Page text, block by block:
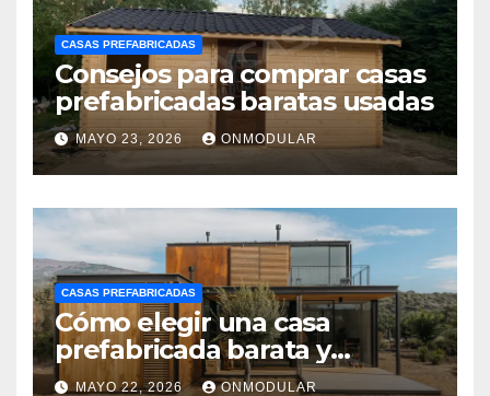
CASAS PREFABRICADAS
Consejos para comprar casas
prefabricadas baratas usadas
MAYO 23, 2026 ONMODULAR
CASAS PREFABRICADAS
Cómo elegir una casa
prefabricada barata y
moderna
MAYO 22, 2026 ONMODULAR